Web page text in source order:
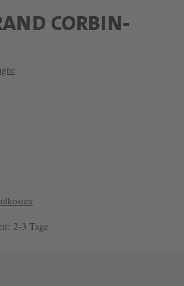
CORBIN-
2-3 Tage